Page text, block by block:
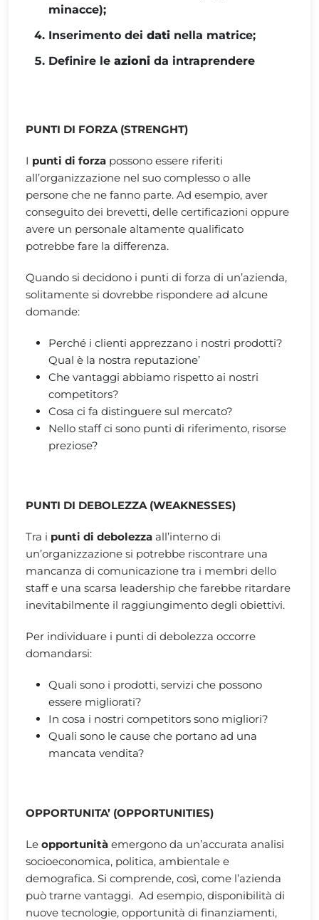
minacce);
Inserimento dei dati nella matrice;
Definire le azioni da intraprendere
PUNTI DI FORZA (STRENGHT)
I punti di forza possono essere riferiti
all’organizzazione nel suo complesso o alle
persone che ne fanno parte. Ad esempio, aver
conseguito dei brevetti, delle certificazioni oppure
avere un personale altamente qualificato
potrebbe fare la differenza.
Quando si decidono i punti di forza di un’azienda,
solitamente si dovrebbe rispondere ad alcune
domande:
Perché i clienti apprezzano i nostri prodotti?
Qual è la nostra reputazione’
Che vantaggi abbiamo rispetto ai nostri
competitors?
Cosa ci fa distinguere sul mercato?
Nello staff ci sono punti di riferimento, risorse
preziose?
PUNTI DI DEBOLEZZA (WEAKNESSES)
Tra i punti di debolezza all’interno di
un’organizzazione si potrebbe riscontrare una
mancanza di comunicazione tra i membri dello
staff e una scarsa leadership che farebbe ritardare
inevitabilmente il raggiungimento degli obiettivi.
Per individuare i punti di debolezza occorre
domandarsi:
Quali sono i prodotti, servizi che possono
essere migliorati?
In cosa i nostri competitors sono migliori?
Quali sono le cause che portano ad una
mancata vendita?
OPPORTUNITA’ (OPPORTUNITIES)
Le opportunità emergono da un’accurata analisi
socioeconomica, politica, ambientale e
demografica. Si comprende, così, come l’azienda
può trarne vantaggi. Ad esempio, disponibilità di
nuove tecnologie, opportunità di finanziamenti,